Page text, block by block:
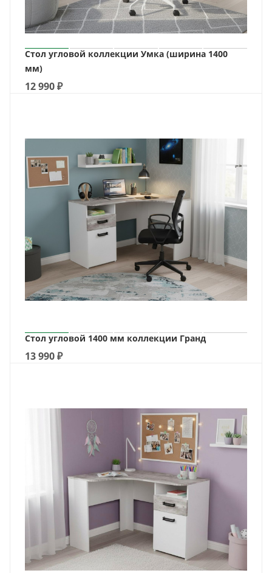
Стол угловой коллекции Умка (ширина 1400
мм)
12 990₽
Стол угловой 1400 мм коллекции Гранд
13 990₽